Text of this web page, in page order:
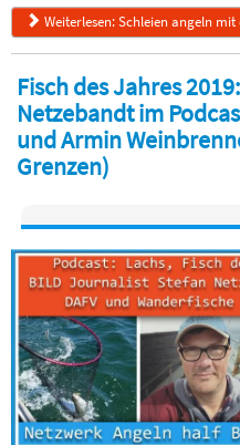
Weiterlesen: Schleien angeln mit
Fisch des Jahres
Netzebandt im
und Armin
Grenzen)